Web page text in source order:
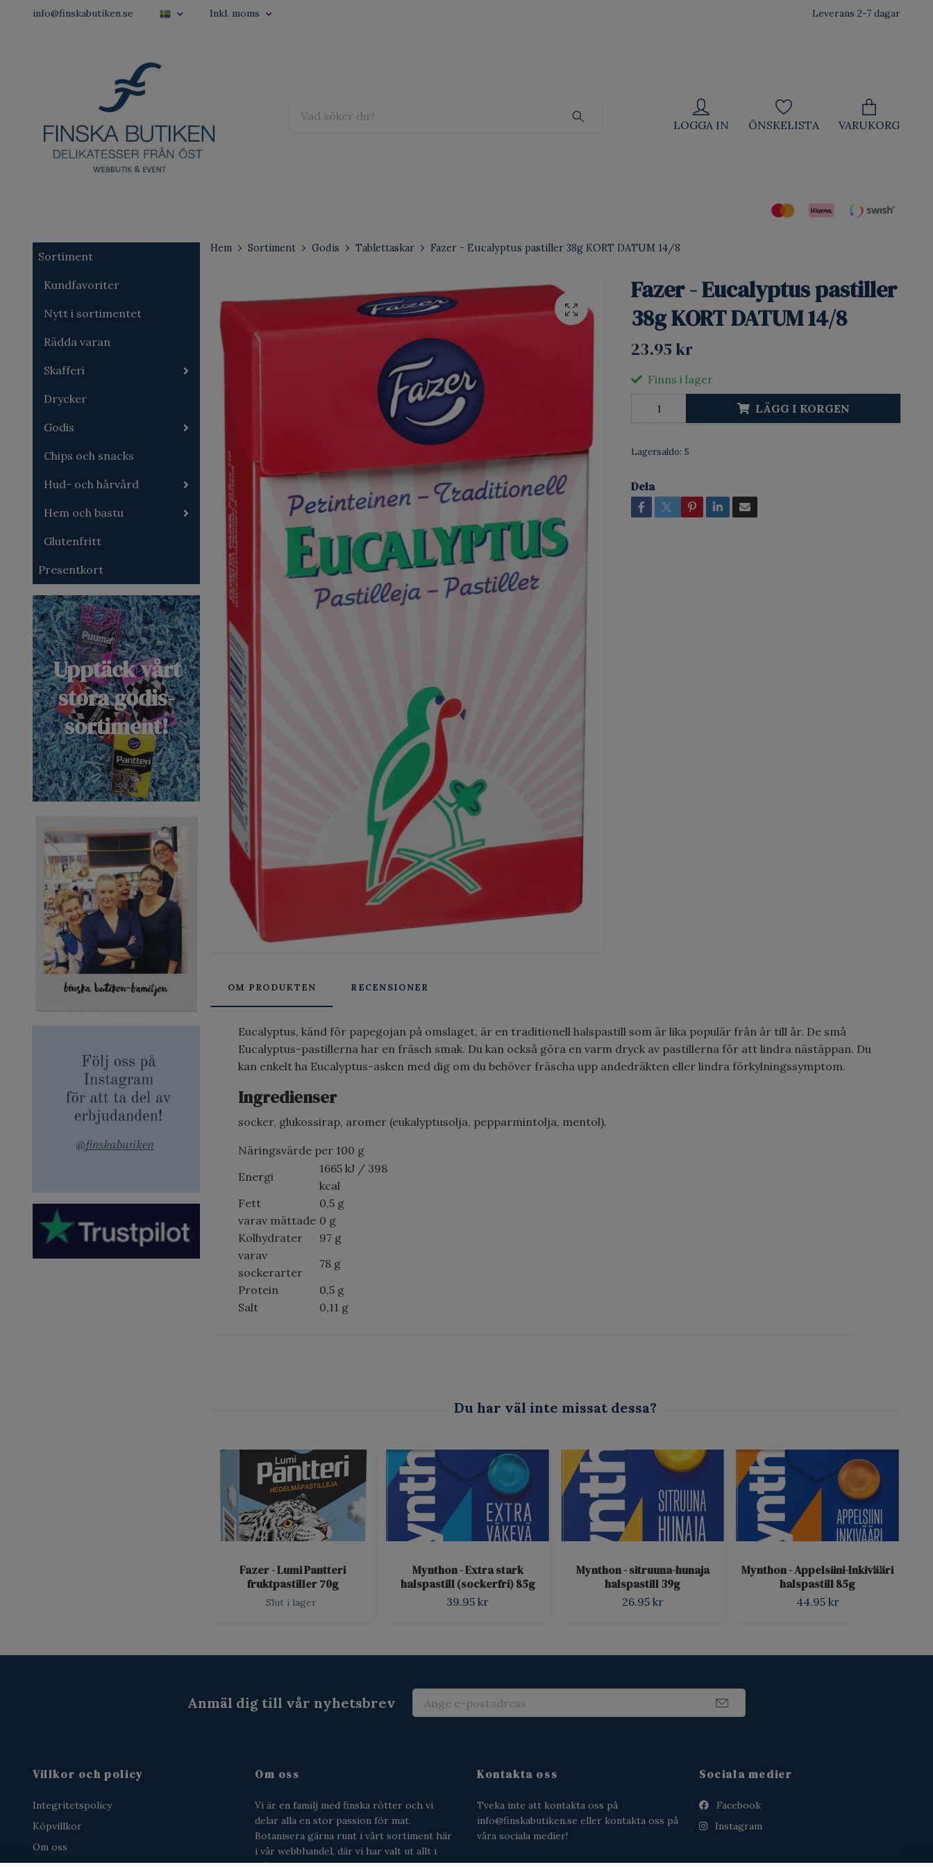
info@finskabutiken.se Inkl. moms Leverans 2-7 dagar
LOGGA IN ÖNSKELISTA VARUKORG
Sortiment
Kundfavoriter
Nytt i sortimentet
Rädda varan
Skafferi
Drycker
Godis
Chips och snacks
Hud- och hårvård
Hem och bastu
Glutenfritt
Presentkort
Upptäck vårt
stora godis-
sortiment!
Hem Sortiment Godis Tablettaskar Fazer - Eucalyptus pastiller 38g KORT DATUM 14/8
Fazer - Eucalyptus pastiller
38g KORT DATUM 14/8
23.95 kr
Finns i lager
LÄGG I KORGEN
Lagersaldo: 5
Dela
OM PRODUKTEN RECENSIONER
Eucalyptus, känd för papegojan på omslaget, är en traditionell halspastill som är lika populär från år till år. De små
Eucalyptus-pastillerna har en fräsch smak. Du kan också göra en varm dryck av pastillerna för att lindra nästäppan. Du
kan enkelt ha Eucalyptus-asken med dig om du behöver fräscha upp andedräkten eller lindra förkylningssymptom.
Ingredienser
socker, glukossirap, aromer (eukalyptusolja, pepparmintolja, mentol).
Näringsvärde per 100 g
Energi
1665 kJ / 398
kcal
Fett
0,5 g
varav mättade 0 g
Kolhydrater
97 g
varav
sockerarter
78 g
Protein
0,5 g
Salt
0,11 g
Fazer - Lumi Pantteri
fruktpastiller 70g
Slut i lager
Mynthon - Extra stark
halspastill (sockerfri) 85g
39.95 kr
Mynthon - sitruuna-hunaja
halspastill 39g
26.95 kr
Mynthon - Appelsiini-Inkivääri
halspastill 85g
44.95 kr
Anmäl dig till vår nyhetsbrev
Villkor och policy
Integritetspolicy
Köpvillkor
Om oss
Om oss
Vi är en familj med finska rötter och vi
delar alla en stor passion för mat.
Botanisera gärna runt i vårt sortiment här
i vår webbhandel, där vi har valt ut allt i
Kontakta oss
Tveka inte att kontakta oss på
info@finskabutiken.se eller kontakta oss på
våra sociala medier!
Sociala medier
Facebook
Instagram